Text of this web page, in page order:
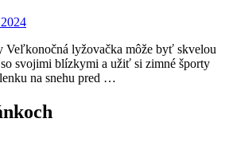
Veľkonočná lyžovačka môže byť skvelou
svojimi blízkymi a užiť si zimné športy
na snehu pred …